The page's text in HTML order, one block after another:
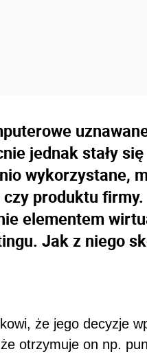
jednak stały się
wykorzystane,
produktu
elementem
Jak z niego
że jego decyzje
otrzymuje on np.